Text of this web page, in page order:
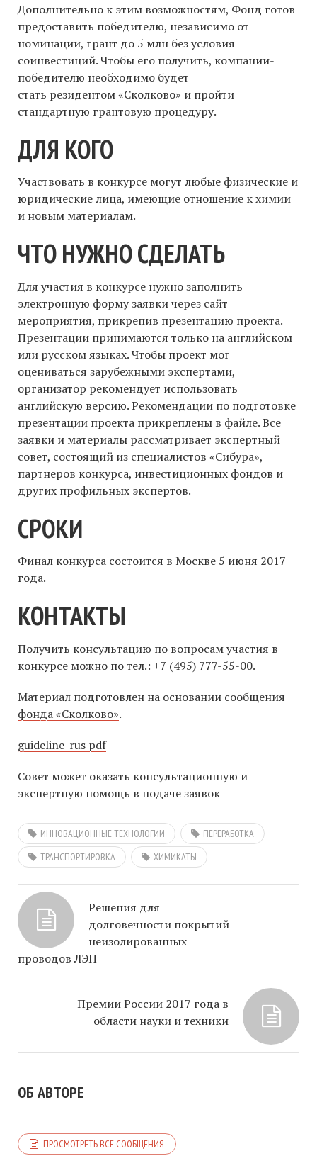
Дополнительно к этим возможностям, Фонд готов
предоставить победителю, независимо от
номинации, грант до 5 млн без условия
соинвестиций. Чтобы его получить, компании-
победителю необходимо будет
стать резидентом «Сколково» и пройти
стандартную грантовую процедуру.
ДЛЯ КОГО
Участвовать в конкурсе могут любые физические и
юридические лица, имеющие отношение к химии
и новым материалам.
ЧТО НУЖНО СДЕЛАТЬ
Для участия в конкурсе нужно заполнить
электронную форму заявки через сайт
мероприятия, прикрепив презентацию проекта.
Презентации принимаются только на английском
или русском языках. Чтобы проект мог
оцениваться зарубежными экспертами,
организатор рекомендует использовать
английскую версию. Рекомендации по подготовке
презентации проекта прикреплены в файле. Все
заявки и материалы рассматривает экспертный
совет, состоящий из специалистов «Сибура»,
партнеров конкурса, инвестиционных фондов и
других профильных экспертов.
СРОКИ
Финал конкурса состоится в Москве 5 июня 2017
года.
КОНТАКТЫ
Получить консультацию по вопросам участия в
конкурсе можно по тел.: +7 (495) 777-55-00.
Материал подготовлен на основании сообщения
фонда «Сколково».
guideline_rus pdf
Совет может оказать консультационную и
экспертную помощь в подаче заявок
ИННОВАЦИОННЫЕ ТЕХНОЛОГИИ
ПЕРЕРАБОТКА
ТРАНСПОРТИРОВКА
ХИМИКАТЫ
Решения для
долговечности покрытий
неизолированных
проводов ЛЭП
Премии России 2017 года в
области науки и техники
ОБ АВТОРЕ
ПРОСМОТРЕТЬ ВСЕ СООБЩЕНИЯ